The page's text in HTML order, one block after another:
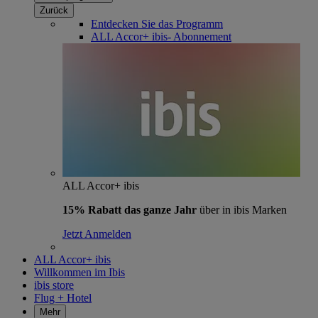
Zurück
Entdecken Sie das Programm
ALL Accor+ ibis- Abonnement
ALL Accor+ ibis
15% Rabatt das ganze Jahr über in ibis Marken
Jetzt Anmelden
ALL Accor+ ibis
Willkommen im Ibis
ibis store
Flug + Hotel
Mehr